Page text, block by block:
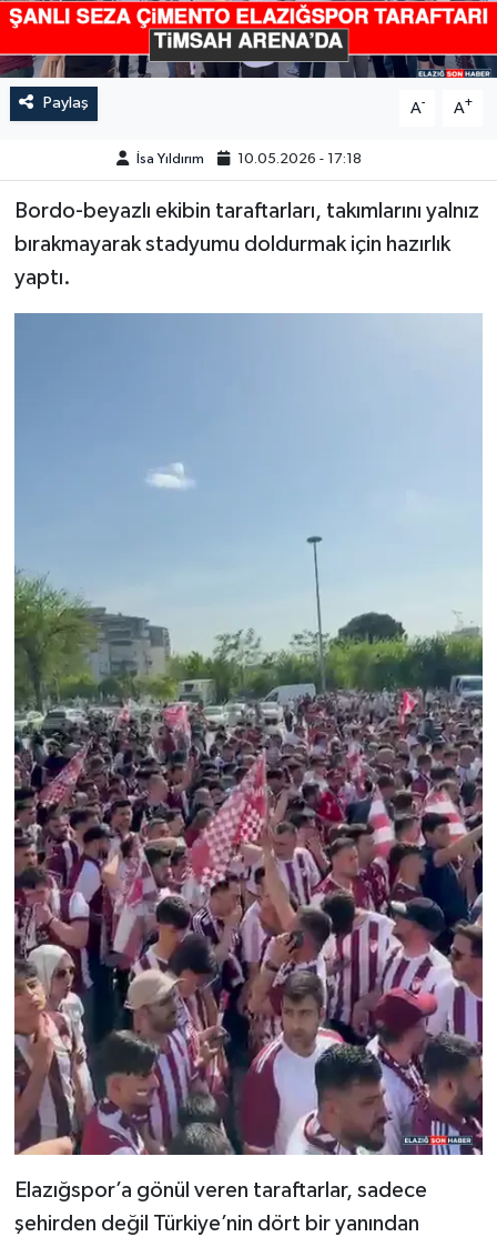
Paylaş A- A+
İsa Yıldırım 10.05.2026 - 17:18
Bordo-beyazlı ekibin taraftarları, takımlarını yalnız
bırakmayarak stadyumu doldurmak için hazırlık
yaptı.
Elazığspor’a gönül veren taraftarlar, sadece
şehirden değil Türkiye’nin dört bir yanından
MAGAZİN
MEDYA
ÖZEL HABER
POLİTİKA
SAĞLIK
SİYASET